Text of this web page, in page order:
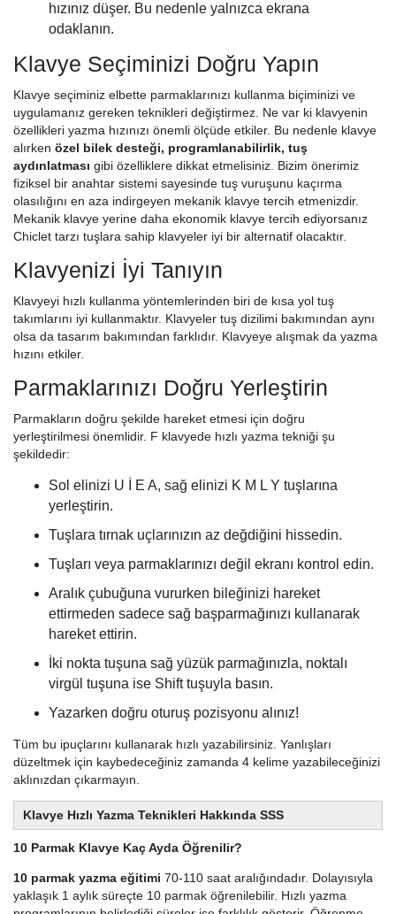
hızınız düşer. Bu nedenle yalnızca ekrana
odaklanın.
Klavye Seçiminizi Doğru Yapın
Klavye seçiminiz elbette parmaklarınızı kullanma biçiminizi ve
uygulamanız gereken teknikleri değiştirmez. Ne var ki klavyenin
özellikleri yazma hızınızı önemli ölçüde etkiler. Bu nedenle klavye
alırken özel bilek desteği, programlanabilirlik, tuş
aydınlatması gibi özelliklere dikkat etmelisiniz. Bizim önerimiz
fiziksel bir anahtar sistemi sayesinde tuş vuruşunu kaçırma
olasılığını en aza indirgeyen mekanik klavye tercih etmenizdir.
Mekanik klavye yerine daha ekonomik klavye tercih ediyorsanız
Chiclet tarzı tuşlara sahip klavyeler iyi bir alternatif olacaktır.
Klavyenizi İyi Tanıyın
Klavyeyi hızlı kullanma yöntemlerinden biri de kısa yol tuş
takımlarını iyi kullanmaktır. Klavyeler tuş dizilimi bakımından aynı
olsa da tasarım bakımından farklıdır. Klavyeye alışmak da yazma
hızını etkiler.
Parmaklarınızı Doğru Yerleştirin
Parmakların doğru şekilde hareket etmesi için doğru
yerleştirilmesi önemlidir. F klavyede hızlı yazma tekniği şu
şekildedir:
Sol elinizi U İ E A, sağ elinizi K M L Y tuşlarına
yerleştirin.
Tuşlara tırnak uçlarınızın az değdiğini hissedin.
Tuşları veya parmaklarınızı değil ekranı kontrol edin.
Aralık çubuğuna vururken bileğinizi hareket
ettirmeden sadece sağ başparmağınızı kullanarak
hareket ettirin.
İki nokta tuşuna sağ yüzük parmağınızla, noktalı
virgül tuşuna ise Shift tuşuyla basın.
Yazarken doğru oturuş pozisyonu alınız!
Tüm bu ipuçlarını kullanarak hızlı yazabilirsiniz. Yanlışları
düzeltmek için kaybedeceğiniz zamanda 4 kelime yazabileceğinizi
aklınızdan çıkarmayın.
Klavye Hızlı Yazma Teknikleri Hakkında SSS
10 Parmak Klavye Kaç Ayda Öğrenilir?
10 parmak yazma eğitimi 70-110 saat aralığındadır. Dolayısıyla
yaklaşık 1 aylık süreçte 10 parmak öğrenilebilir. Hızlı yazma